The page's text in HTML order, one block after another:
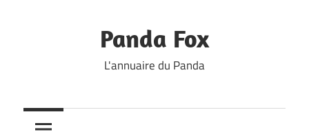
Panda Fox
L'annuaire du Panda